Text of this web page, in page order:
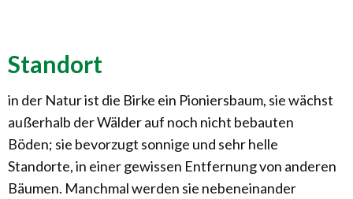
Standort
in der Natur ist die Birke ein Pioniersbaum, sie wächst
außerhalb der Wälder auf noch nicht bebauten
Böden; sie bevorzugt sonnige und sehr helle
Standorte, in einer gewissen Entfernung von anderen
Bäumen. Manchmal werden sie nebeneinander